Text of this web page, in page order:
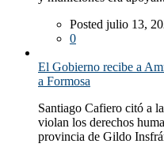
Posted julio 13,
0
El Gobierno recibe a
a Formosa
Santiago Cafiero citó a
violan los derechos
provincia de Gildo